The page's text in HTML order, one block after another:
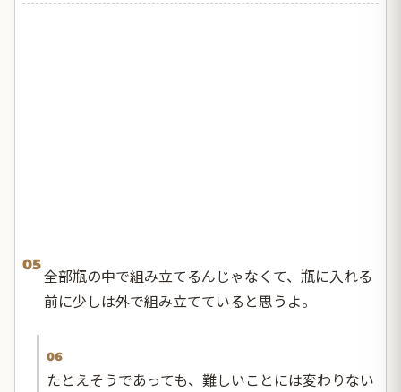
05
全部瓶の中で組み立てるんじゃなくて、瓶に入れる
前に少しは外で組み立てていると思うよ。
06
たとえそうであっても、難しいことには変わりない